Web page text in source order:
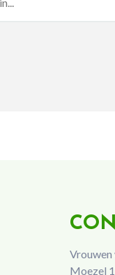
Vrouwen
Moezel